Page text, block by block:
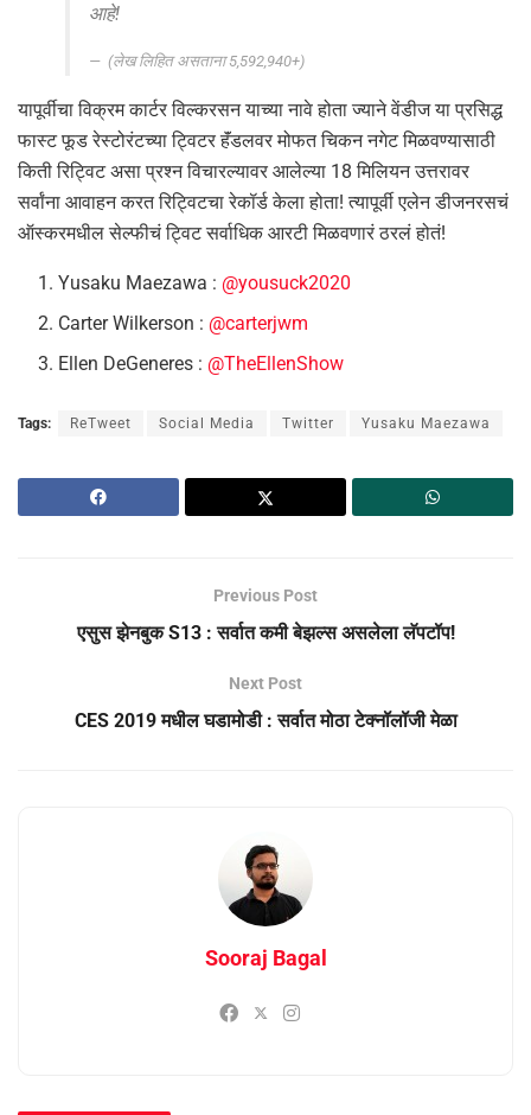
आहे!
(लेख लिहित असताना 5,592,940+)
यापूर्वीचा विक्रम कार्टर विल्करसन याच्या नावे होता ज्याने वेंडीज या प्रसिद्ध
फास्ट फूड रेस्टोरंटच्या ट्विटर हॅंडलवर मोफत चिकन नगेट मिळवण्यासाठी
किती रिट्विट असा प्रश्न विचारल्यावर आलेल्या 18 मिलियन उत्तरावर
सर्वांना आवाहन करत रिट्विटचा रेकॉर्ड केला होता! त्यापूर्वी एलेन डीजनरसचं
ऑस्करमधील सेल्फीचं ट्विट सर्वाधिक आरटी मिळवणारं ठरलं होतं!
Yusaku Maezawa : @yousuck2020
Carter Wilkerson : @carterjwm
Ellen DeGeneres : @TheEllenShow
Tags: ReTweet Social Media Twitter Yusaku Maezawa
Previous Post
एसुस झेनबुक S13 : सर्वात कमी बेझल्स असलेला लॅपटॉप!
Next Post
CES 2019 मधील घडामोडी : सर्वात मोठा टेक्नॉलॉजी मेळा
Sooraj Bagal